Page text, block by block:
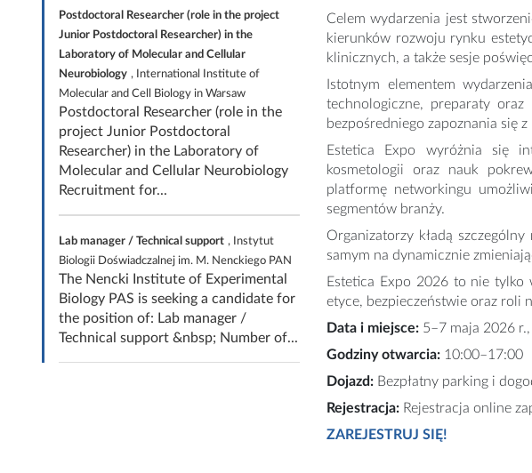
Postdoctoral Researcher (role in the project
Junior Postdoctoral Researcher) in the
Laboratory of Molecular and Cellular
Neurobiology , International Institute of
Molecular and Cell Biology in Warsaw
Postdoctoral Researcher (role in the
project Junior Postdoctoral
Researcher) in the Laboratory of
Molecular and Cellular Neurobiology
Recruitment for...
Lab manager / Technical support , Instytut
Biologii Doświadczalnej im. M. Nenckiego PAN
The Nencki Institute of Experimental
Biology PAS is seeking a candidate for
the position of: Lab manager /
Technical support &nbsp; Number of...
Celem wydarzenia jest
kierunków rozwoju rynku
klinicznych, a także sesje
Istotnym elementem
technologiczne, preparaty
bezpośredniego zapoznania się
Estetica Expo wyróżnia się
kosmetologii oraz nauk
platformę networkingu
segmentów branży.
Organizatorzy kładą
samym na dynamicznie
Estetica Expo 2026 to nie tylko
etyce, bezpieczeństwie oraz roli
Data i miejsce: 5–7 maja 2026
Godziny otwarcia: 10:00–17:00
Dojazd: Bezpłatny parking i
Rejestracja: Rejestracja online
ZAREJESTRUJ SIĘ!